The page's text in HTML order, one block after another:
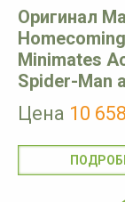
Оригинал
Minimates
Spider-Man
Цена 10